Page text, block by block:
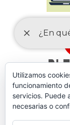
Utilizamos
funcionamiento
servicios. Puede
necesarias o